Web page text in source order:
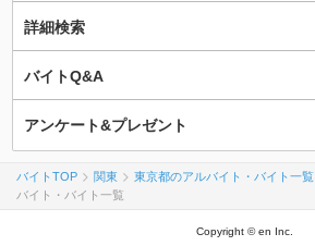
詳細検索
バイトQ&A
アンケート&プレゼント
バイトTOP 関東 東京都のアルバイト・バイト一覧
バイト・バイト一覧
Copyright © en Inc.